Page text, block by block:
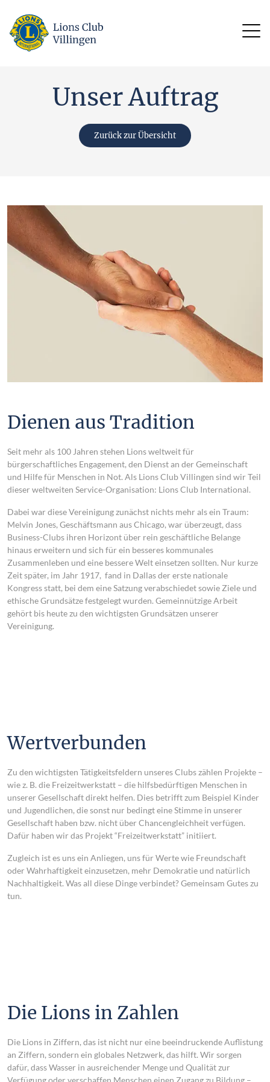
Unser Auftrag
Zurück zur Übersicht
Dienen aus Tradition
Seit mehr als 100 Jahren stehen Lions weltweit für
bürgerschaftliches Engagement, den Dienst an der Gemeinschaft
und Hilfe für Menschen in Not. Als Lions Club Villingen sind wir Teil
dieser weltweiten Service-Organisation: Lions Club International.
Dabei war diese Vereinigung zunächst nichts mehr als ein Traum:
Melvin Jones, Geschäftsmann aus Chicago, war überzeugt, dass
Business-Clubs ihren Horizont über rein geschäftliche Belange
hinaus erweitern und sich für ein besseres kommunales
Zusammenleben und eine bessere Welt einsetzen sollten. Nur kurze
Zeit später, im Jahr 1917, fand in Dallas der erste nationale
Kongress statt, bei dem eine Satzung verabschiedet sowie Ziele und
ethische Grundsätze festgelegt wurden. Gemeinnützige Arbeit
gehört bis heute zu den wichtigsten Grundsätzen unserer
Vereinigung.
Wertverbunden
Zu den wichtigsten Tätigkeitsfeldern unseres Clubs zählen Projekte –
wie z. B. die Freizeitwerkstatt – die hilfsbedürftigen Menschen in
unserer Gesellschaft direkt helfen. Dies betrifft zum Beispiel Kinder
und Jugendlichen, die sonst nur bedingt eine Stimme in unserer
Gesellschaft haben bzw. nicht über Chancengleichheit verfügen.
Dafür haben wir das Projekt “Freizeitwerkstatt” initiiert.
Zugleich ist es uns ein Anliegen, uns für Werte wie Freundschaft
oder Wahrhaftigkeit einzusetzen, mehr Demokratie und natürlich
Nachhaltigkeit. Was all diese Dinge verbindet? Gemeinsam Guteszu
tun.
Die Lions in Zahlen
Die Lions in Ziffern, das ist nicht nur eine beeindruckende Auflistung
an Ziffern, sondern ein globales Netzwerk, das hilft. Wir sorgen
dafür, dass Wasser in ausreichender Menge und Qualität zur
Verfügung oder verschaffen Menschen einen Zugang zu Bildung –